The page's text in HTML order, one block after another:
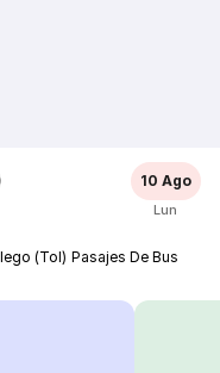
10 Ago
Lun
(Tol) Pasajes De Bus